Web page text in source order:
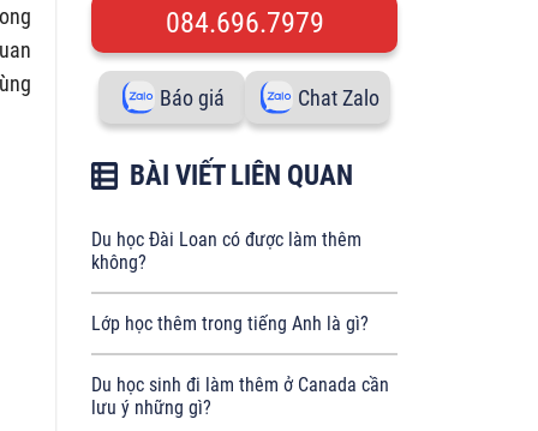
084.696.7979
Báo giá Chat Zalo
BÀI VIẾT LIÊN QUAN
Du học Đài Loan có được làm thêm
không?
Lớp học thêm trong tiếng Anh là gì?
Du học sinh đi làm thêm ở Canada cần
lưu ý những gì?